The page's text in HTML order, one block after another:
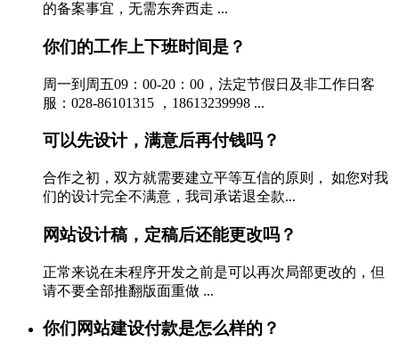
的备案事宜，无需东奔西走 ...
你们的工作上下班时间是？
周一到周五09：00-20：00，法定节假日及非工作日客
服：028-86101315 ，18613239998 ...
可以先设计，满意后再付钱吗？
合作之初，双方就需要建立平等互信的原则， 如您对我
们的设计完全不满意，我司承诺退全款...
网站设计稿，定稿后还能更改吗？
正常来说在未程序开发之前是可以再次局部更改的，但
请不要全部推翻版面重做 ...
你们网站建设付款是怎么样的？